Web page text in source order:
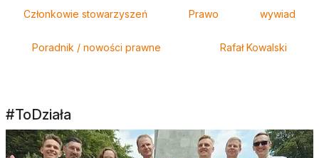
Członkowie stowarzyszeń Prawo wywiad
Poradnik / nowości prawne Rafał Kowalski
#ToDziała